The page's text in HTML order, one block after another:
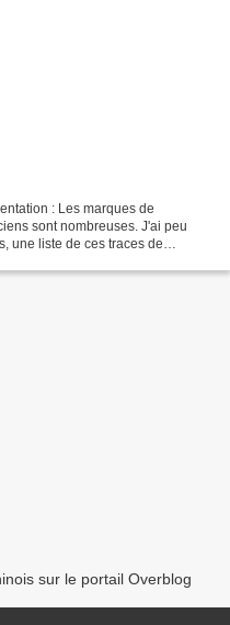
: Les marques de
sont nombreuses. J'ai peu
une liste de ces traces de
sur le portail Overblog